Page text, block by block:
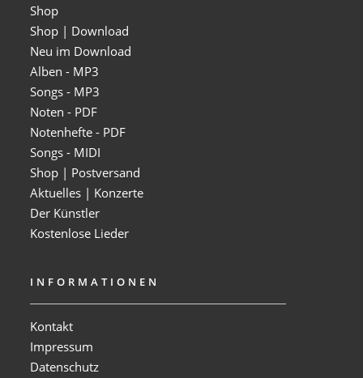
Shop
Shop | Download
Neu im Download
Alben - MP3
Songs - MP3
Noten - PDF
Notenhefte - PDF
Songs - MIDI
Shop | Postversand
Aktuelles | Konzerte
Der Künstler
Kostenlose Lieder
INFORMATIONEN
Kontakt
Impressum
Datenschutz